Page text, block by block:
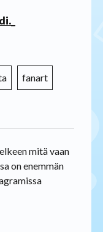
fanart
mitä vaan
on enemmän